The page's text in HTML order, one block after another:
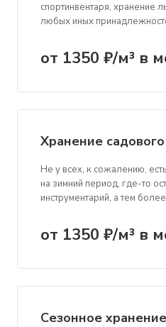
спортинвентаря, хранение
любых иных
от 1350 ₽/м³ в
Хранение
Не у всех, к сожалению,
на зимний период, где-то
инструментарий, а тем
от 1350 ₽/м³ в
Сезонное